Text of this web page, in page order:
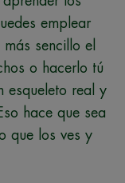
emplear
sencillo el
o hacerlo tú
esqueleto real y
hace que sea
que los ves y